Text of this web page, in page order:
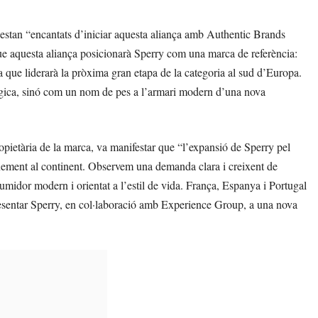
“encantats d’iniciar aquesta aliança amb Authentic Brands
aliança posicionarà Sperry com una marca de referència:
liderarà la pròxima gran etapa de la categoria al sud d’Europa.
sinó com un nom de pes a l’armari modern d’una nova
de la marca, va manifestar que “l’expansió de Sperry pel
al continent. Observem una demanda clara i creixent de
modern i orientat a l’estil de vida. França, Espanya i Portugal
Sperry, en col·laboració amb Experience Group, a una nova